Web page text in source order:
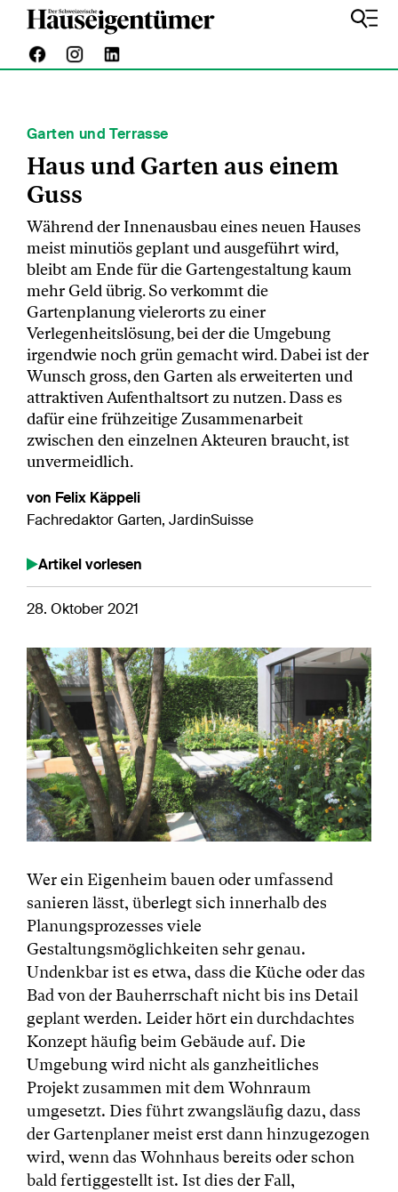
Garten und Terrasse
Haus und Garten aus einem
Guss
Während der Innenausbau eines neuen Hauses
meist minutiös geplant und ausgeführt wird,
bleibt am Ende für die Gartengestaltung kaum
mehr Geld übrig. So verkommt die
Gartenplanung vielerorts zu einer
Verlegenheitslösung, bei der die Umgebung
irgendwie noch grün gemacht wird. Dabei ist der
Wunsch gross, den Garten als erweiterten und
attraktiven Aufenthaltsort zu nutzen. Dass es
dafür eine frühzeitige Zusammenarbeit
zwischen den einzelnen Akteuren braucht, ist
unvermeidlich.
von Felix Käppeli
Fachredaktor Garten, JardinSuisse
Artikel vorlesen
28. Oktober 2021
Previous Next
Wer ein Eigenheim bauen oder umfassend
sanieren lässt, überlegt sich innerhalb des
Planungsprozesses viele
Gestaltungsmöglichkeiten sehr genau.
Undenkbar ist es etwa, dass die Küche oder das
Bad von der Bauherrschaft nicht bis ins Detail
geplant werden. Leider hört ein durchdachtes
Konzept häufig beim Gebäude auf. Die
Umgebung wird nicht als ganzheitliches
Projekt zusammen mit dem Wohnraum
umgesetzt. Dies führt zwangsläufig dazu, dass
der Gartenplaner meist erst dann hinzugezogen
wird, wenn das Wohnhaus bereits oder schon
bald fertiggestellt ist. Ist dies der Fall,